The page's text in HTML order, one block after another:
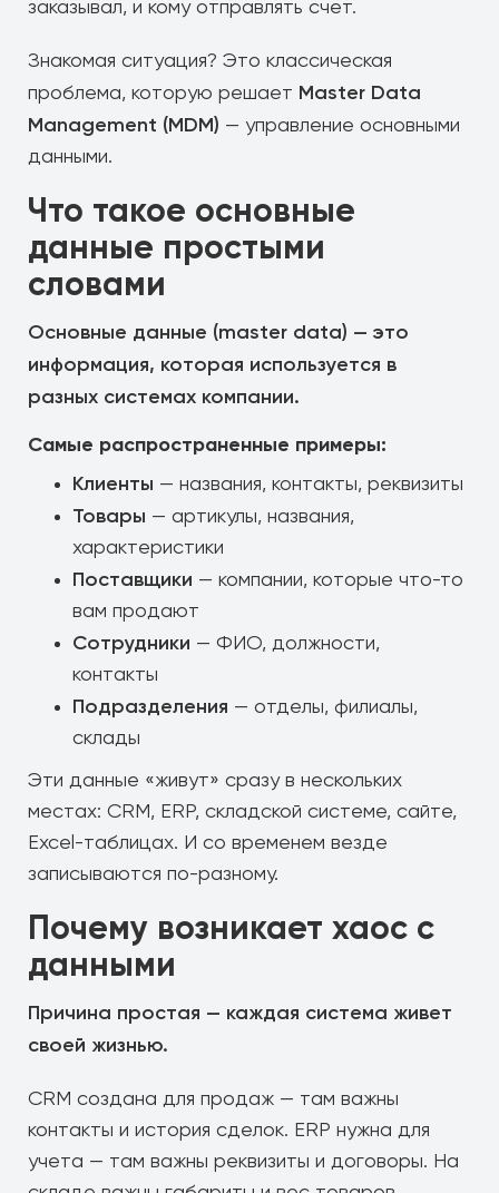
заказывал, и кому отправлять счет.
Знакомая ситуация? Это классическая
проблема, которую решает Master Data
Management (MDM) — управление основными
данными.
Что такое основные
данные простыми
словами
Основные данные (master data) — это
информация, которая используется в
разных системах компании.
Самые распространенные примеры:
Клиенты — названия, контакты, реквизиты
Товары — артикулы, названия,
характеристики
Поставщики — компании, которые что-то
вам продают
Сотрудники — ФИО, должности,
контакты
Подразделения — отделы, филиалы,
склады
Эти данные «живут» сразу в нескольких
местах: CRM, ERP, складской системе, сайте,
Excel-таблицах. И со временем везде
записываются по-разному.
Почему возникает хаос с
данными
Причина простая — каждая система живет
своей жизнью.
CRM создана для продаж — там важны
контакты и история сделок. ERP нужна для
учета — там важны реквизиты и договоры. На